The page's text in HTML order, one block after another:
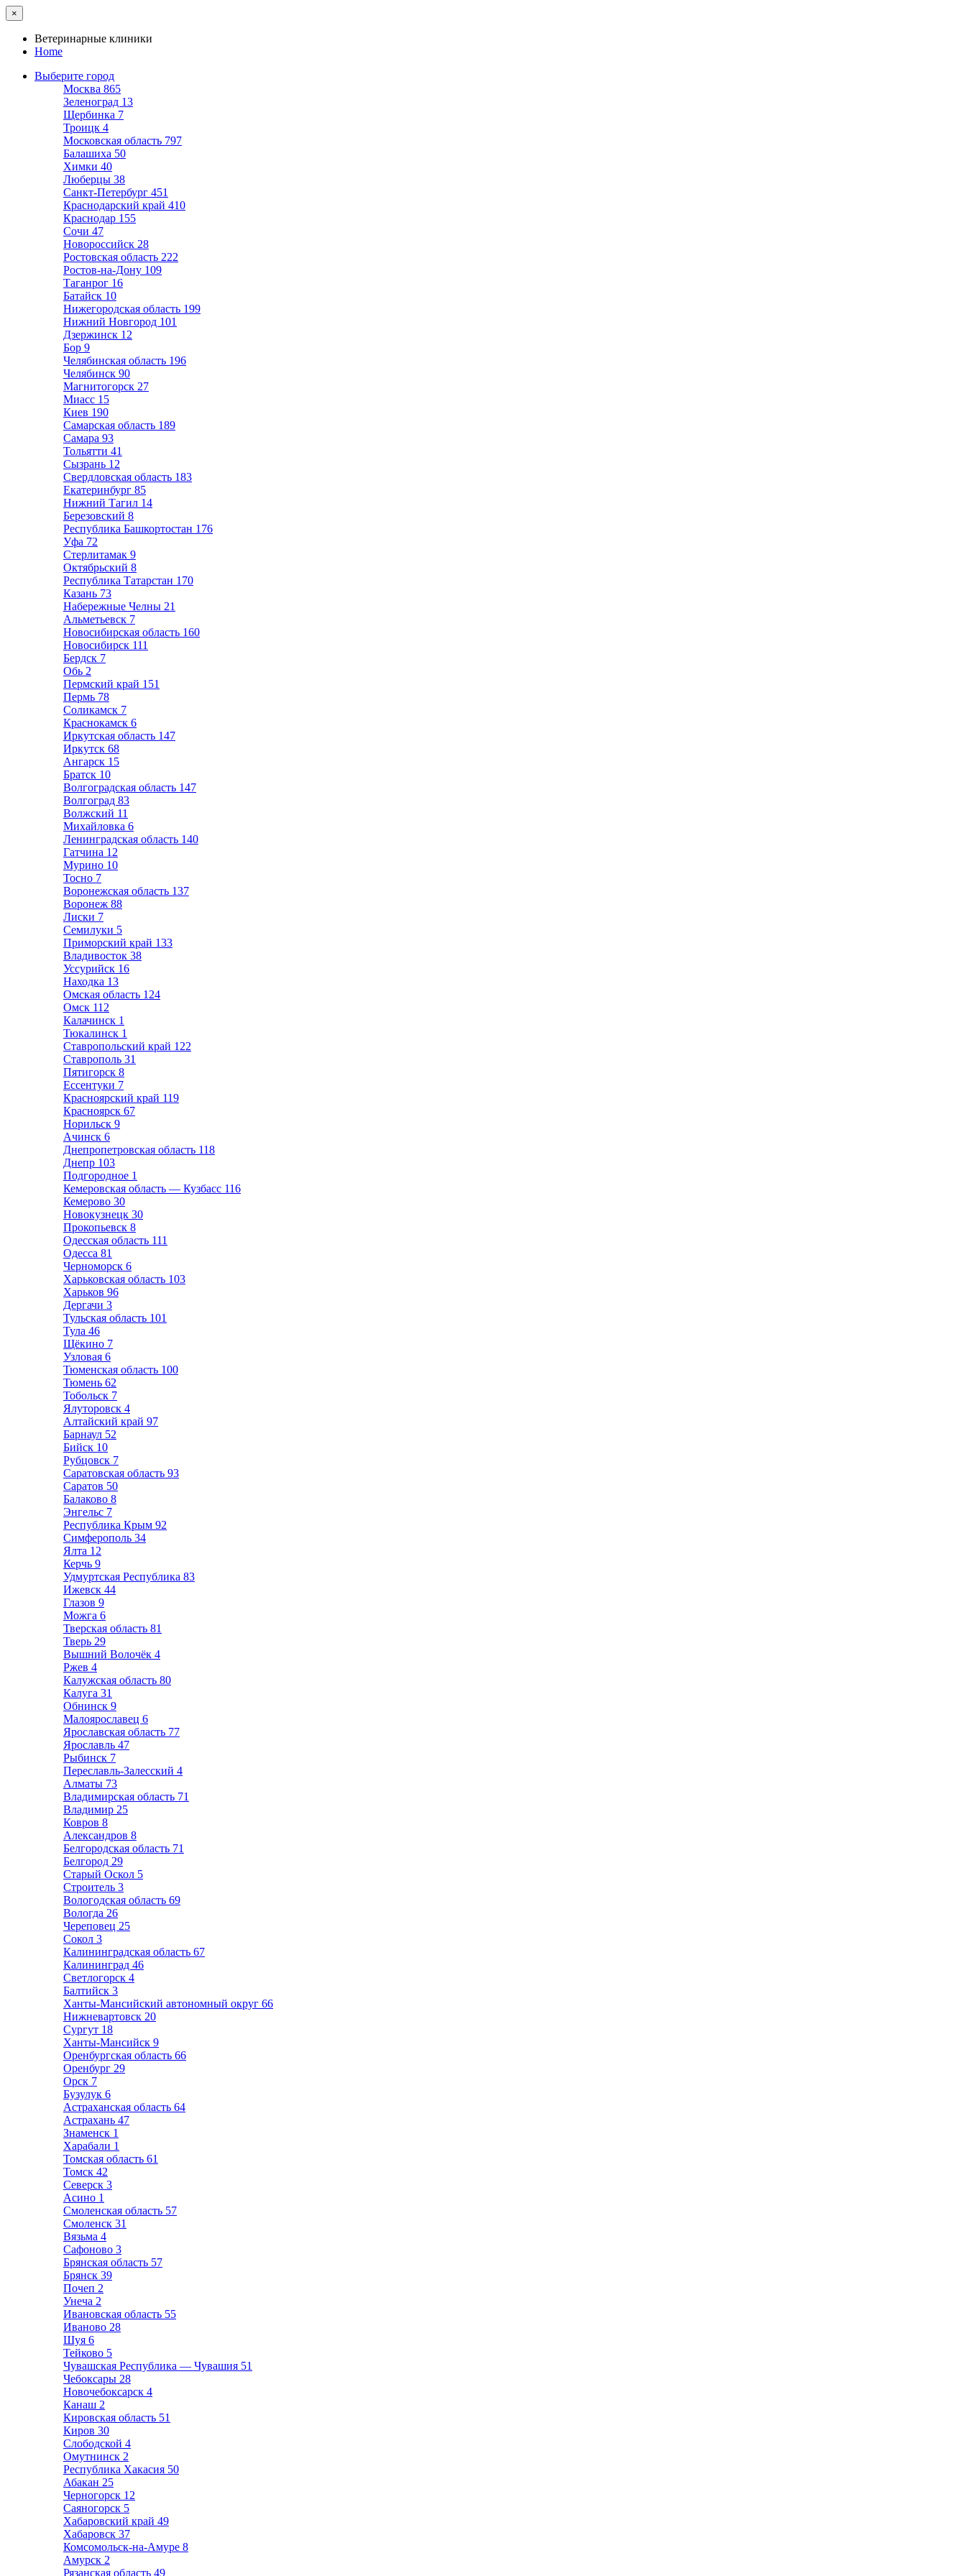
×
Ветеринарные клиники
Home
Выберите город
Москва 865
Зеленоград 13
Щербинка 7
Троицк 4
Московская область 797
Балашиха 50
Химки 40
Люберцы 38
Санкт-Петербург 451
Краснодарский край 410
Краснодар 155
Сочи 47
Новороссийск 28
Ростовская область 222
Ростов-на-Дону 109
Таганрог 16
Батайск 10
Нижегородская область 199
Нижний Новгород 101
Дзержинск 12
Бор 9
Челябинская область 196
Челябинск 90
Магнитогорск 27
Миасс 15
Киев 190
Самарская область 189
Самара 93
Тольятти 41
Сызрань 12
Свердловская область 183
Екатеринбург 85
Нижний Тагил 14
Березовский 8
Республика Башкортостан 176
Уфа 72
Стерлитамак 9
Октябрьский 8
Республика Татарстан 170
Казань 73
Набережные Челны 21
Альметьевск 7
Новосибирская область 160
Новосибирск 111
Бердск 7
Обь 2
Пермский край 151
Пермь 78
Соликамск 7
Краснокамск 6
Иркутская область 147
Иркутск 68
Ангарск 15
Братск 10
Волгоградская область 147
Волгоград 83
Волжский 11
Михайловка 6
Ленинградская область 140
Гатчина 12
Мурино 10
Тосно 7
Воронежская область 137
Воронеж 88
Лиски 7
Семилуки 5
Приморский край 133
Владивосток 38
Уссурийск 16
Находка 13
Омская область 124
Омск 112
Калачинск 1
Тюкалинск 1
Ставропольский край 122
Ставрополь 31
Пятигорск 8
Ессентуки 7
Красноярский край 119
Красноярск 67
Норильск 9
Ачинск 6
Днепропетровская область 118
Днепр 103
Подгородное 1
Кемеровская область — Кузбасс 116
Кемерово 30
Новокузнецк 30
Прокопьевск 8
Одесская область 111
Одесса 81
Черноморск 6
Харьковская область 103
Харьков 96
Дергачи 3
Тульская область 101
Тула 46
Щёкино 7
Узловая 6
Тюменская область 100
Тюмень 62
Тобольск 7
Ялуторовск 4
Алтайский край 97
Барнаул 52
Бийск 10
Рубцовск 7
Саратовская область 93
Саратов 50
Балаково 8
Энгельс 7
Республика Крым 92
Симферополь 34
Ялта 12
Керчь 9
Удмуртская Республика 83
Ижевск 44
Глазов 9
Можга 6
Тверская область 81
Тверь 29
Вышний Волочёк 4
Ржев 4
Калужская область 80
Калуга 31
Обнинск 9
Малоярославец 6
Ярославская область 77
Ярославль 47
Рыбинск 7
Переславль-Залесский 4
Алматы 73
Владимирская область 71
Владимир 25
Ковров 8
Александров 8
Белгородская область 71
Белгород 29
Старый Оскол 5
Строитель 3
Вологодская область 69
Вологда 26
Череповец 25
Сокол 3
Калининградская область 67
Калининград 46
Светлогорск 4
Балтийск 3
Ханты-Мансийский автономный округ 66
Нижневартовск 20
Сургут 18
Ханты-Мансийск 9
Оренбургская область 66
Оренбург 29
Орск 7
Бузулук 6
Астраханская область 64
Астрахань 47
Знаменск 1
Харабали 1
Томская область 61
Томск 42
Северск 3
Асино 1
Смоленская область 57
Смоленск 31
Вязьма 4
Сафоново 3
Брянская область 57
Брянск 39
Почеп 2
Унеча 2
Ивановская область 55
Иваново 28
Шуя 6
Тейково 5
Чувашская Республика — Чувашия 51
Чебоксары 28
Новочебоксарск 4
Канаш 2
Кировская область 51
Киров 30
Слободской 4
Омутнинск 2
Республика Хакасия 50
Абакан 25
Черногорск 12
Саяногорск 5
Хабаровский край 49
Хабаровск 37
Комсомольск-на-Амуре 8
Амурск 2
Рязанская область 49